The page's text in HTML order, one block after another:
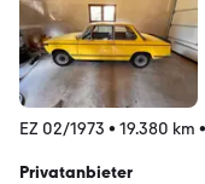
EZ 02/1973 • 19.380 km •
Privatanbieter